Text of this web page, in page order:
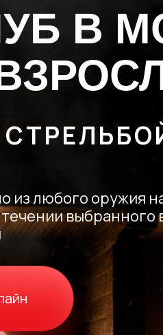
В
из любого оружия
выбранного